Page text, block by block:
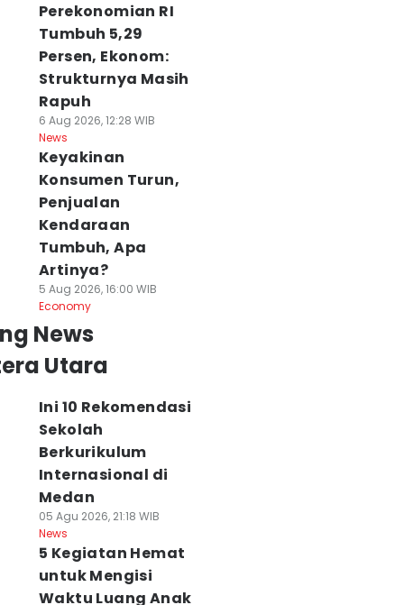
Layanan,
Imigrasi
Sidang Lanjutan
Korupsi
Waterfront, Hakim
Perekonomian RI
Tumbuh 5,29
Persen, Ekonom:
Strukturnya Masih
Rapuh
6 Aug 2026, 12:28 WIB
News
Keyakinan
Konsumen Turun,
Penjualan
Kendaraan
Tumbuh, Apa
Artinya?
5 Aug 2026, 16:00 WIB
Economy
News
Utara
Ini 10 Rekomendasi
Sekolah
Berkurikulum
Internasional di
Medan
05 Agu 2026, 21:18 WIB
News
5 Kegiatan Hemat
untuk Mengisi
Waktu Luang Anak